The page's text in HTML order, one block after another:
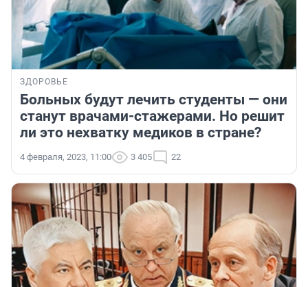
ЗДОРОВЬЕ
Больных будут лечить студенты — они
станут врачами-стажерами. Но решит
ли это нехватку медиков в стране?
4 февраля, 2023, 11:00 3 405 22